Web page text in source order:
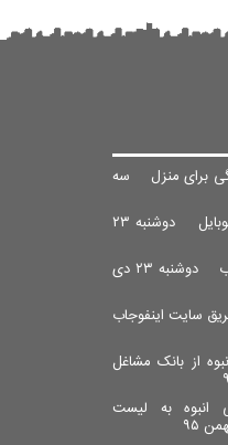
برای منزل سه
دوشنبه ۲۳
دوشنبه ۲۳ دی
سایت اینفوجاب
از بانک مشاغل
انبوه به لیست